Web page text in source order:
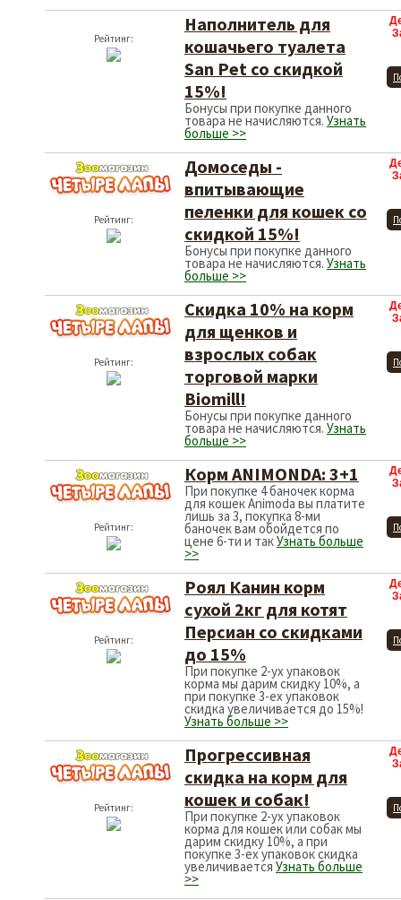
Рейтинг:
Наполнитель для
кошачьего туалета
San Pet со скидкой
15%!
Бонусы при покупке данного
товара не начисляются. Узнать
больше >>
Рейтинг:
Домоседы -
впитывающие
пеленки для кошек со
скидкой 15%!
Бонусы при покупке данного
товара не начисляются. Узнать
больше >>
Рейтинг:
Скидка 10% на корм
для щенков и
взрослых собак
торговой марки
Biomill!
Бонусы при покупке данного
товара не начисляются. Узнать
больше >>
Рейтинг:
Корм ANIMONDA: 3+1
При покупке 4 баночек корма
для кошек Animoda вы платите
лишь за 3, покупка 8-ми
баночек вам обойдется по
цене 6-ти и такУзнать больше
>>
Рейтинг:
Роял Канин корм
сухой 2кг для котят
Персиан со скидками
до 15%
При покупке 2-ух упаковок
корма мы дарим скидку 10%, а
при покупке 3-ех упаковок
скидка увеличивается до 15%!
Узнать больше >>
Рейтинг:
Прогрессивная
скидка на корм для
кошек и собак!
При покупке 2-ух упаковок
корма для кошек или собак мы
дарим скидку 10%, а при
покупке 3-ех упаковок скидка
увеличивается Узнать больше
>>